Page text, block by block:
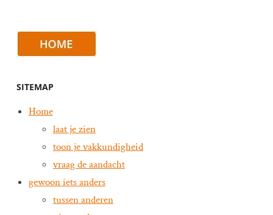
SITEMAP
Home
laat je zien
toon je vakkundigheid
vraag de aandacht
gewoon iets anders
tussen anderen